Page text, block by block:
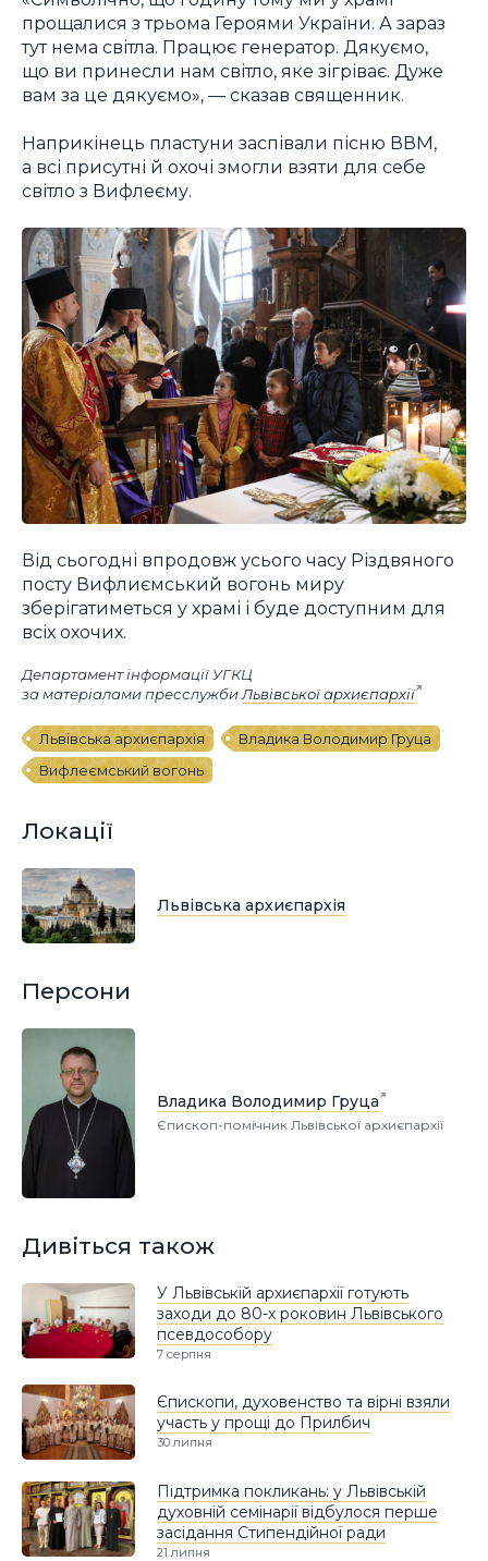
прощалися з трьома Героями України. А зараз
тут нема світла. Працює генератор. Дякуємо,
що ви принесли нам світло, яке зігріває. Дуже
вам за це дякуємо», — сказав священник.
Наприкінець пластуни заспівали пісню ВВМ,
а всі присутні й охочі змогли взяти для себе
світло з Вифлеєму.
Від сьогодні впродовж усього часу Різдвяного
посту Вифлиємський вогонь миру
зберігатиметься у храмі і буде доступним для
всіх охочих.
Департамент інформації УГКЦ
за матеріалами пресслужби Львівської архиєпархії
Львівська архиєпархія
Владика Володимир Груца
Вифлеємський вогонь
Локації
Львівська архиєпархія
Персони
Владика Володимир Груца
Єпископ-помічник Львівської архиєпархії
Дивіться також
У Львівській архиєпархії готують
заходи до 80-х роковин Львівського
псевдособору
7 серпня
Єпископи, духовенство та вірні взяли
участь у прощі до Прилбич
30 липня
Підтримка покликань: у Львівській
духовній семінарії відбулося перше
засідання Стипендійної ради
21 липня